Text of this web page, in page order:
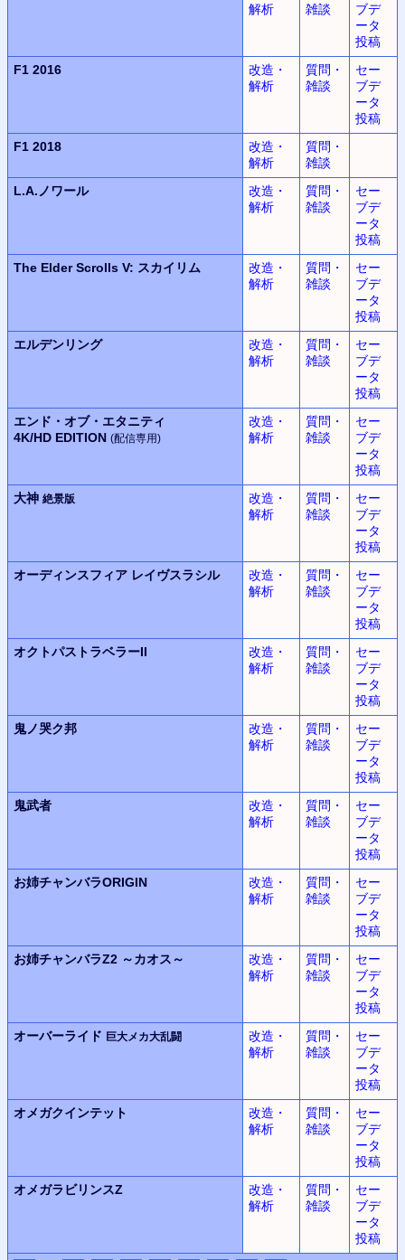
解析
雑談
ブデ
ータ
投稿
F1 2016
改造・
解析
質問・
雑談
セー
ブデ
ータ
投稿
F1 2018
改造・
解析
質問・
雑談
L.A.ノワール
改造・
解析
質問・
雑談
セー
ブデ
ータ
投稿
The Elder Scrolls V: スカイリム
改造・
解析
質問・
雑談
セー
ブデ
ータ
投稿
エルデンリング
改造・
解析
質問・
雑談
セー
ブデ
ータ
投稿
エンド・オブ・エタニティ
4K/HD EDITION (配信専用)
改造・
解析
質問・
雑談
セー
ブデ
ータ
投稿
大神 絶景版
改造・
解析
質問・
雑談
セー
ブデ
ータ
投稿
オーディンスフィア レイヴスラシル
改造・
解析
質問・
雑談
セー
ブデ
ータ
投稿
オクトパストラベラーII
改造・
解析
質問・
雑談
セー
ブデ
ータ
投稿
鬼ノ哭ク邦
改造・
解析
質問・
雑談
セー
ブデ
ータ
投稿
鬼武者
改造・
解析
質問・
雑談
セー
ブデ
ータ
投稿
お姉チャンバラORIGIN
改造・
解析
質問・
雑談
セー
ブデ
ータ
投稿
お姉チャンバラZ2 ～カオス～
改造・
解析
質問・
雑談
セー
ブデ
ータ
投稿
オーバーライド 巨大メカ大乱闘
改造・
解析
質問・
雑談
セー
ブデ
ータ
投稿
オメガクインテット
改造・
解析
質問・
雑談
セー
ブデ
ータ
投稿
オメガラビリンスZ
改造・
解析
質問・
雑談
セー
ブデ
ータ
投稿